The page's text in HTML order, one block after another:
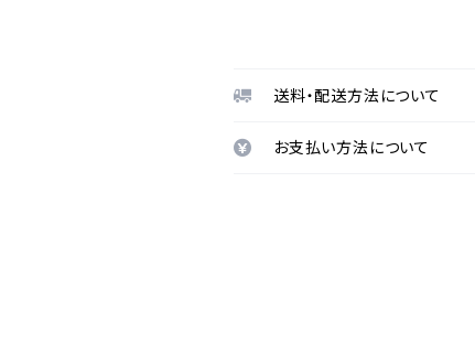
送料・配送方法について
お支払い方法について